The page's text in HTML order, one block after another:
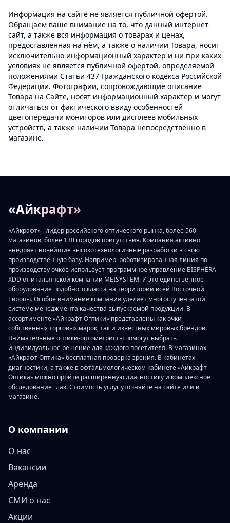
Информация на сайте не является публичной офертой.
Обращаем ваше внимание на то, что данный интернет-
сайт, а также вся информация о товарах и ценах,
предоставленная на нём, а также о наличии Товара, носит
исключительно информационный характер и ни при каких
условиях не является публичной офертой, определяемой
положениями Статьи 437 Гражданского кодекса Российской
Федерации. Фотографии, сопровождающие описание
Товара на Сайте, носят информационный характер и могут
отличаться от фактического ввиду особенностей
цветопередачи мониторов или дисплеев мобильных
устройств, а также наличии Товара непосредственно в
магазине.
«Айкрафт»
«Айкрафт» - лидер российского оптического рынка, более 560
магазинов, более 130 городов присутствия. Компания активно
внедряет новейшие высокотехнологичные разработки в свою
производственную базу. Например, роботизированная линия по
производству очков использует программное управление BISPHERA
XDD от итальянской компании MEISYSTEM. И это единственное
оборудование подобного класса на территории всей Восточной
Европы. Особое внимание компания уделяет многоступенчатой
системе менеджмента качества выпускаемой продукции. В
ассортименте «Айкрафт Оптики» представлены как очки
собственных торговых марок, так и известных мировых брендов.
Внимательные оптики-оптометристы помогут выбрать
индивидуальное решение для каждого посетителя. В магазинах
«Айкрафт Оптика» бесплатная проверка зрения. В кабинетах
диагностики, а также в офтальмологическом кабинете «Айкрафт
Оптика» можно пройти расширенную диагностику и комплексное
обследование глаз. Стоимость услуг уточняйте на сайте или в
магазине.
О компании
О нас
Вакансии
Аренда
СМИ о нас
Акции